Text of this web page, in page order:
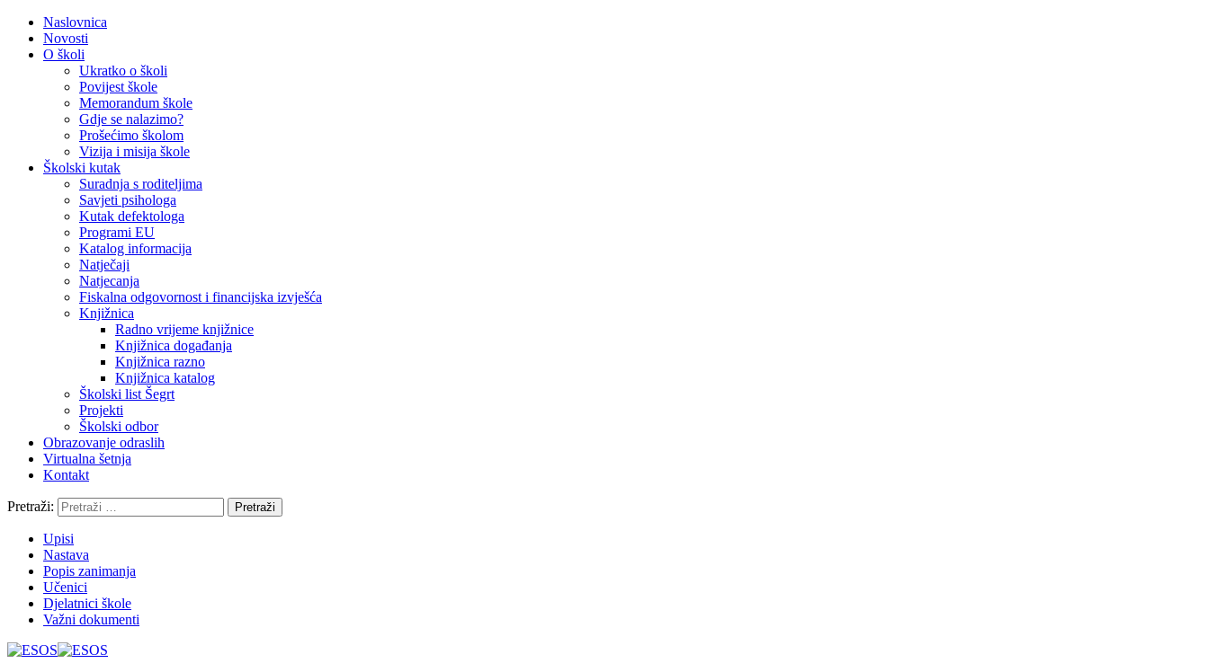
Naslovnica
Novosti
O školi
Ukratko o školi
Povijest škole
Memorandum škole
Gdje se nalazimo?
Prošećimo školom
Vizija i misija škole
Školski kutak
Suradnja s roditeljima
Savjeti psihologa
Kutak defektologa
Programi EU
Katalog informacija
Natječaji
Natjecanja
Fiskalna odgovornost i financijska izvješća
Knjižnica
Radno vrijeme knjižnice
Knjižnica događanja
Knjižnica razno
Knjižnica katalog
Školski list Šegrt
Projekti
Školski odbor
Obrazovanje odraslih
Virtualna šetnja
Kontakt
Pretraži:
Upisi
Nastava
Popis zanimanja
Učenici
Djelatnici škole
Važni dokumenti